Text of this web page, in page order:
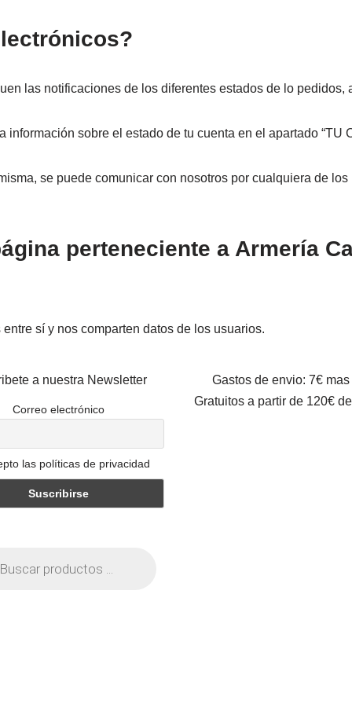
las notificaciones de los diferentes estados de lo pedidos,
sobre el estado de tu cuenta en el apartado “TU
se puede comunicar con nosotros por cualquiera de
perteneciente a Armería
sí y nos comparten datos de los usuarios.
a nuestra Newsletter
Correo electrónico
las políticas de privacidad
Gastos de envio: 7€ mas
Gratuitos a partir de 120€